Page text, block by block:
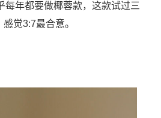
每年都要做椰蓉款，这款试过三
觉3:7最合意。